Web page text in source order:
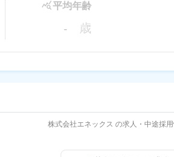
平均年齢
- 歳
株式会社エネックス の求人・中途採